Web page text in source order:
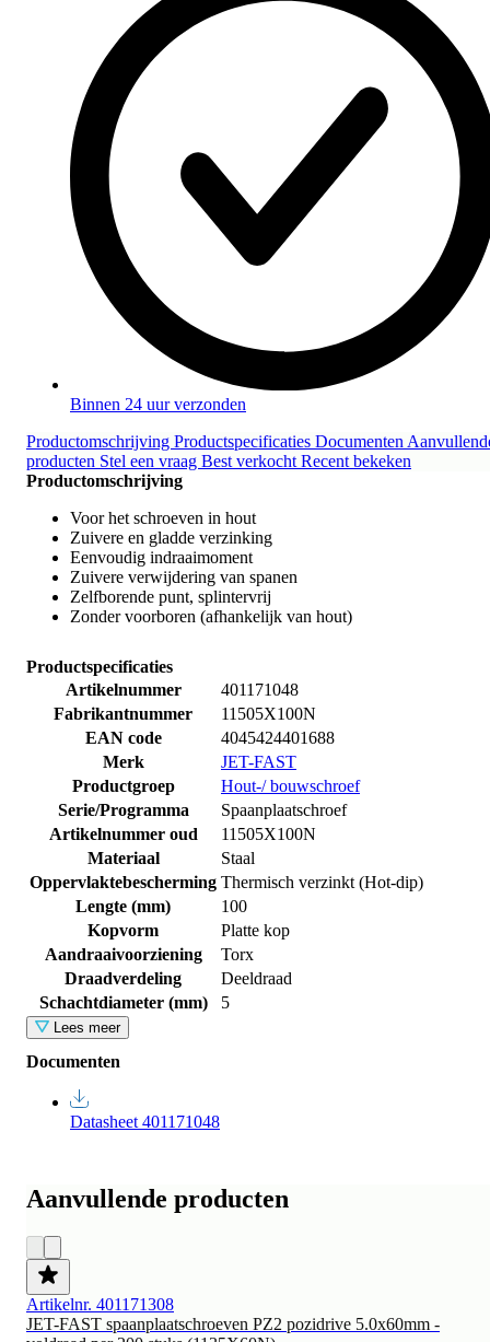
Binnen 24 uur verzonden
Productomschrijving Productspecificaties Documenten
producten Stel een vraag Best verkocht Recent bekeken
Productomschrijving
Voor het schroeven in hout
Zuivere en gladde verzinking
Eenvoudig indraaimoment
Zuivere verwijdering van spanen
Zelfborende punt, splintervrij
Zonder voorboren (afhankelijk van hout)
Productspecificaties
Artikelnummer
401171048
Fabrikantnummer
11505X100N
EAN code
4045424401688
Merk
JET-FAST
Productgroep
Hout-/ bouwschroef
Serie/Programma
Spaanplaatschroef
Artikelnummer oud
11505X100N
Materiaal
Staal
Oppervlaktebescherming Thermisch verzinkt (Hot-dip)
Lengte (mm)
100
Kopvorm
Platte kop
Aandraaivoorziening
Torx
Draadverdeling
Deeldraad
Schachtdiameter (mm)
5
Lees meer
Documenten
Datasheet 401171048
Aanvullende producten
Artikelnr. 401171308
JET-FAST spaanplaatschroeven PZ2 pozidrive 5.0x60mm -